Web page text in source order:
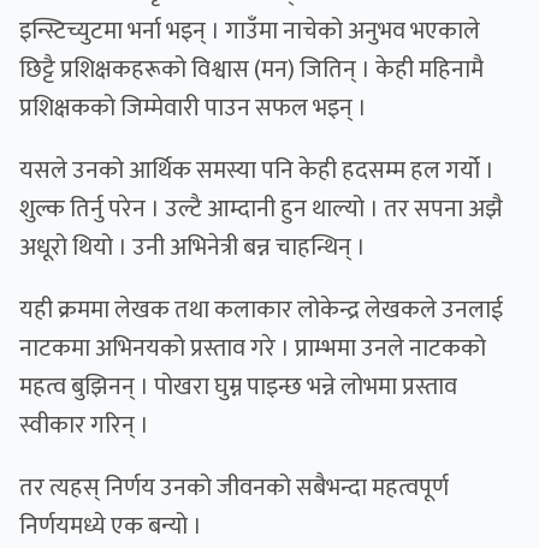
इन्स्टिच्युटमा भर्ना भइन् । गाउँमा नाचेको अनुभव भएकाले
छिट्टै प्रशिक्षकहरूको विश्वास (मन) जितिन् । केही महिनामै
प्रशिक्षकको जिम्मेवारी पाउन सफल भइन् ।
यसले उनको आर्थिक समस्या पनि केही हदसम्म हल गर्यो ।
शुल्क तिर्नु परेन । उल्टै आम्दानी हुन थाल्यो । तर सपना अझै
अधूरो थियो । उनी अभिनेत्री बन्न चाहन्थिन् ।
यही क्रममा लेखक तथा कलाकार लोकेन्द्र लेखकले उनलाई
नाटकमा अभिनयको प्रस्ताव गरे । प्राम्भमा उनले नाटकको
महत्व बुझिनन् । पोखरा घुम्न पाइन्छ भन्ने लोभमा प्रस्ताव
स्वीकार गरिन् ।
तर त्यहस् निर्णय उनको जीवनको सबैभन्दा महत्वपूर्ण
निर्णयमध्ये एक बन्यो ।